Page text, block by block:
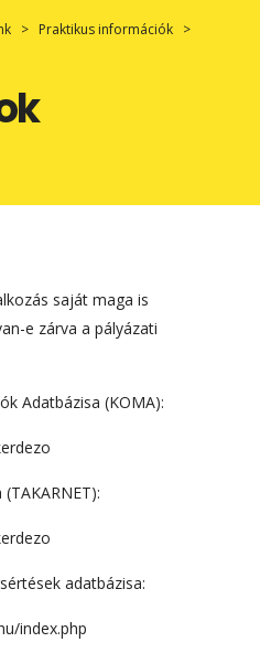
> Praktikus információk >
saját maga is
e zárva a pályázati
Adatbázisa (KOMA):
adatbázisa:
index.php